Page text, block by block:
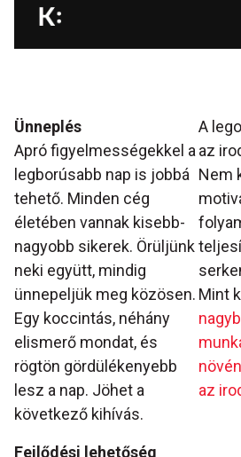
A
az
Nem
Mint
az
Ünneplés
Apró figyelmességekkel a
legborúsabb nap is jobbá
tehető. Minden cég
életében vannak kisebb-
nagyobb sikerek. Örüljünk
neki együtt, mindig
ünnepeljük meg közösen.
Egy koccintás, néhány
elismerő mondat, és
rögtön gördülékenyebb
lesz a nap. Jöhet a
következő kihívás.
Fejlődési lehetőség